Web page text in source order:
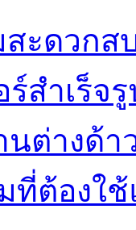
ะดวกส
สำเร็จ
นต่างด้
ที่ต้องใช้